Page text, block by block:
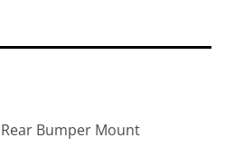
Bumper Mount